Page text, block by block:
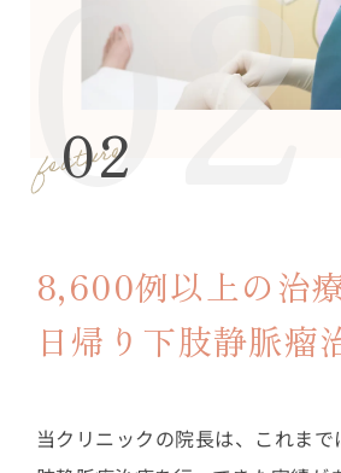
02
8,600例以上の治
日帰り下肢静脈瘤
当クリニックの院長は、これま